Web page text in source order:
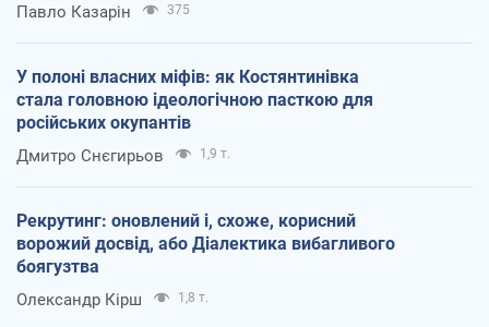
Павло Казарін 375
У полоні власних міфів: як Костянтинівка
стала головною ідеологічною пасткою для
російських окупантів
Дмитро Снєгирьов 1,9 т.
Рекрутинг: оновлений і, схоже, корисний
ворожий досвід, або Діалектика вибагливого
боягузтва
Олександр Кірш 1,8 т.